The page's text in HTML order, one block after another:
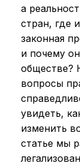
а
стран, где
законная
и почему
обществе?
вопросы
увидеть,
изменить
статье мы